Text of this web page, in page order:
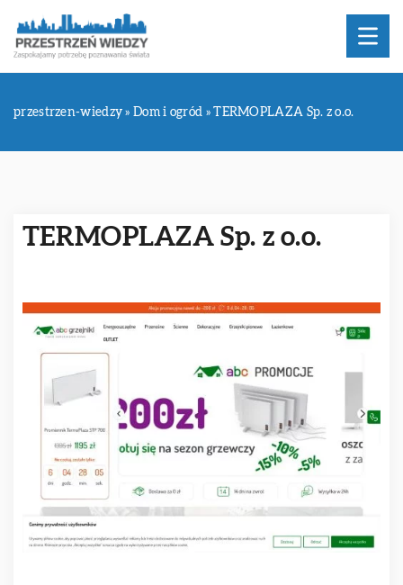
przestrzen-wiedzy »Dom i ogród »TERMOPLAZA Sp. z o.o.
TERMOPLAZA Sp. z o.o.